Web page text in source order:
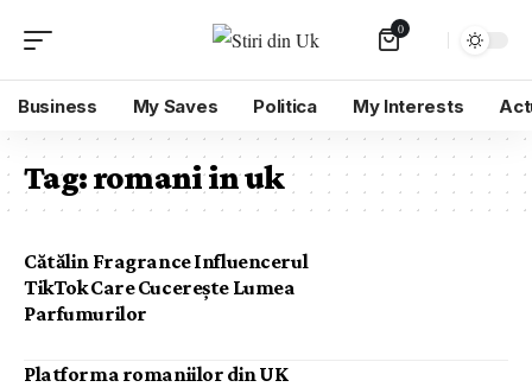
0
Business My Saves Politica My Interests
Tag:romani in uk
Cătălin Fragrance Influencerul
TikTok Care Cucerește Lumea
Parfumurilor
Platforma romaniilor din UK